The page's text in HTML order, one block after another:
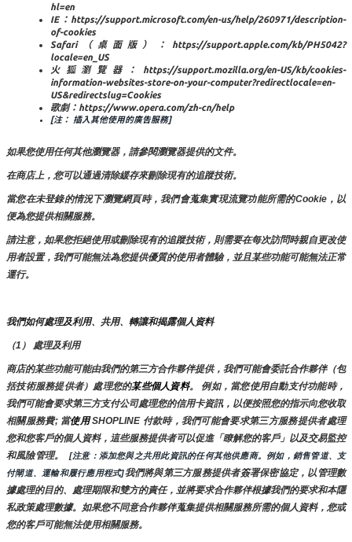
hl=en
IE：https://support.microsoft.com/en-us/help/260971/description-
of-cookies
Safari（桌面版）：https://support.apple.com/kb/PH5042?
locale=en_US
火狐瀏覽器：https://support.mozilla.org/en-US/kb/cookies-
information-websites-store-on-your-computer?redirectlocale=en-
US&redirectslug=Cookies
歌劇：https://www.opera.com/zh-cn/help
[注： 插入其他使用的廣告服務]
如果您使用任何其他瀏覽器，請參閱瀏覽器提供的文件。
在商店上，您可以通過清除緩存來刪除現有的追蹤技術。
當您在未登錄的情況下瀏覽網頁時，我們會蒐集實現流覽功能所需的Cookie，以
便為您提供相關服務。
請注意，如果您拒絕使用或刪除現有的追蹤技術，則需要在每次訪問時親自更改使
用者設置，我們可能無法為您提供優質的使用者體驗，並且某些功能可能無法正常
運行。
我們如何處理及利用、共用、轉讓和揭露個人資料
（1） 處理及利用
商店的某些功能可能由我們的第三方合作夥伴提供，我們可能會委託合作夥伴（包
括技術服務提供者）處理您的某些個人資料。 例如，當您使用自動支付功能時，
我們可能會要求第三方支付公司處理您的信用卡資訊，以便按照您的指示向您收取
相關服務費; 當使用 SHOPLINE 付款時，我們可能會要求第三方服務提供者處理
您和您客戶的個人資料，這些服務提供者可以促進「瞭解您的客戶」以及交易監控
和風險管理。
[注意：添加您與之共用此資訊的任何其他供應商。例如，銷售管道、支
付閘道、運輸和履行應用程式]我們將與第三方服務提供者簽署保密協定，以管理數
據處理的目的、處理期限和雙方的責任，並將要求合作夥伴根據我們的要求和本隱
私政策處理數據。如果您不同意合作夥伴蒐集提供相關服務所需的個人資料，您或
您的客戶可能無法使用相關服務。